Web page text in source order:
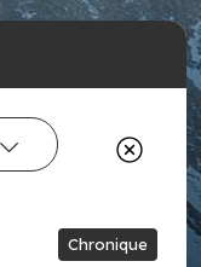
Chronique